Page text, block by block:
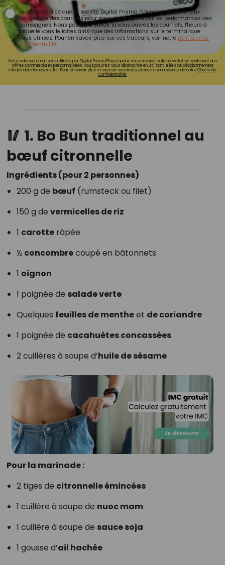
Je consens à ce que la société Digital Prisma Players analyse le taux
d'ouverture des courriels pour mesurer et optimiser les performances des
campagnes. Nous pourrons savoir si vous ouvrez les courriels, l'heure à
laquelle vous le faites ainsi que des informations sur le terminal que
vous utilisez. Pour en savoir plus sur ces traceurs, voir notre politique de
confidentialité.
Votre adresse email sera utilisée par Digital Prisma Playerspour vous envoyer votre newsletter contenant des
offres commerciales personnalisées. Vous pourrez vous désinscrire en utilisant le lien de désabonnement
intégré dans la newsletter. Pour en savoir plus et exercer vos droits, prenez connaissance de notreCharte de
Confidentialité.
🥢 1. Bo Bun traditionnel au
bœuf citronnelle
Ingrédients (pour 2 personnes)
200 g de bœuf (rumsteck ou filet)
150 g de vermicelles de riz
1 carotterâpée
½ concombrecoupé en bâtonnets
1 oignon
1 poignée de salade verte
Quelques feuilles de mentheet de coriandre
1 poignée de cacahuètes concassées
2 cuillères à soupe d’huile de sésame
Pour la marinade :
2 tiges de citronnelle émincées
1 cuillère à soupe de nuoc mam
1 cuillère à soupe de sauce soja
1 gousse d’ail hachée